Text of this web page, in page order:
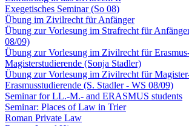
Exegetisches Seminar (So 08)
Übung im Zivilrecht für Anfänger
Übung zur Vorlesung im Strafrecht für
08/09)
Übung zur Vorlesung im Zivilrecht für
Magisterstudierende (Sonja Stadler)
Übung zur Vorlesung im Zivilrecht für
Erasmusstudierende (S. Stadler - WS 08/09)
Seminar for LL.-M.- and ERASMUS students
Seminar: Places of Law in Trier
Roman Private Law